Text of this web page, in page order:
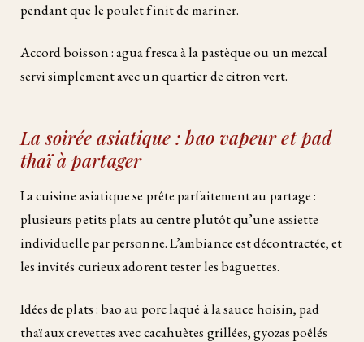
pendant que le poulet finit de mariner.
Accord boisson : agua fresca à la pastèque ou un mezcal
servi simplement avec un quartier de citron vert.
La soirée asiatique : bao vapeur et pad
thaï à partager
La cuisine asiatique se prête parfaitement au partage :
plusieurs petits plats au centre plutôt qu’une assiette
individuelle par personne. L’ambiance est décontractée, et
les invités curieux adorent tester les baguettes.
Idées de plats : bao au porc laqué à la sauce hoisin, pad
thaï aux crevettes avec cacahuètes grillées, gyozas poêlés